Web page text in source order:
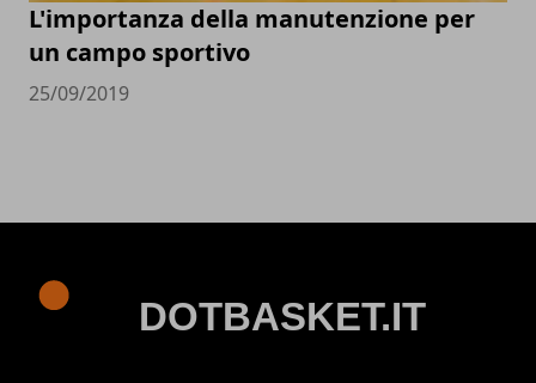
L'importanza della manutenzione per
un campo sportivo
25/09/2019